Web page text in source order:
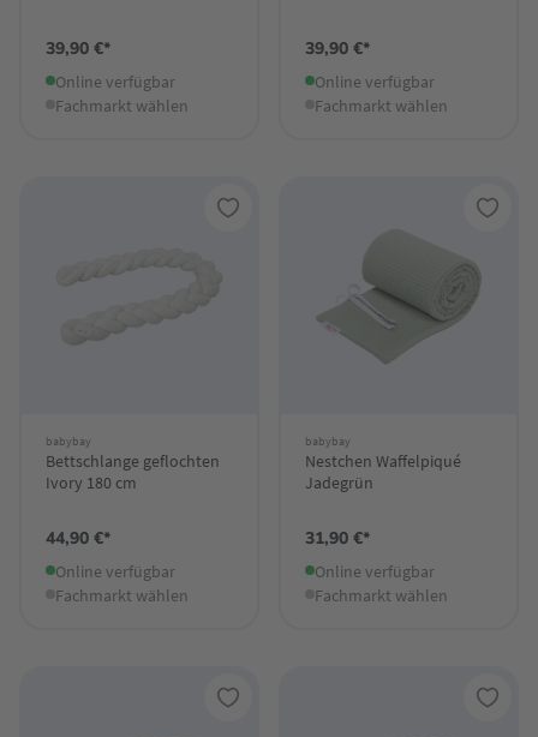
39,90 €*
Online verfügbar
Fachmarkt wählen
39,90 €*
Online verfügbar
Fachmarkt wählen
babybay
Bettschlange geflochten
Ivory 180 cm
44,90 €*
Online verfügbar
Fachmarkt wählen
babybay
Nestchen Waffelpiqué
Jadegrün
31,90 €*
Online verfügbar
Fachmarkt wählen